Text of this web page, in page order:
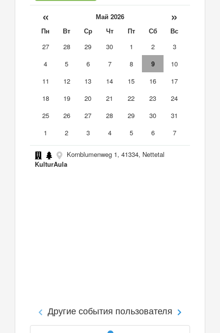
« Май 2026 »
Пн Вт Ср Чт Пт Сб
Вс
27
28 29 30 1 2
3
4
5 6 7 8 9
10
11
12 13 14 15 16
17
18
19 20 21 22 23
24
25
26 27 28 29 30
31
1
2 3 4 5 6 7
Kornblumenweg 1, 41334, Nettetal
KulturAula
Другие события пользователя